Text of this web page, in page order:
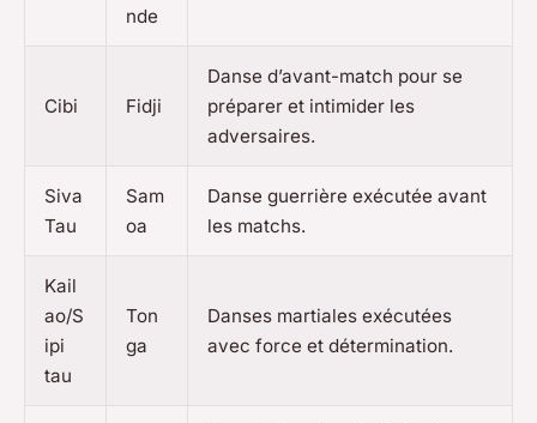
nde
Cibi Fidji
Danse d’avant-match pour se
préparer et intimider les
adversaires.
Siva
Tau
Sam
oa
Danse guerrière exécutée avant
les matchs.
Kail
ao/S
ipi
tau
Ton
ga
Danses martiales exécutées
avec force et détermination.